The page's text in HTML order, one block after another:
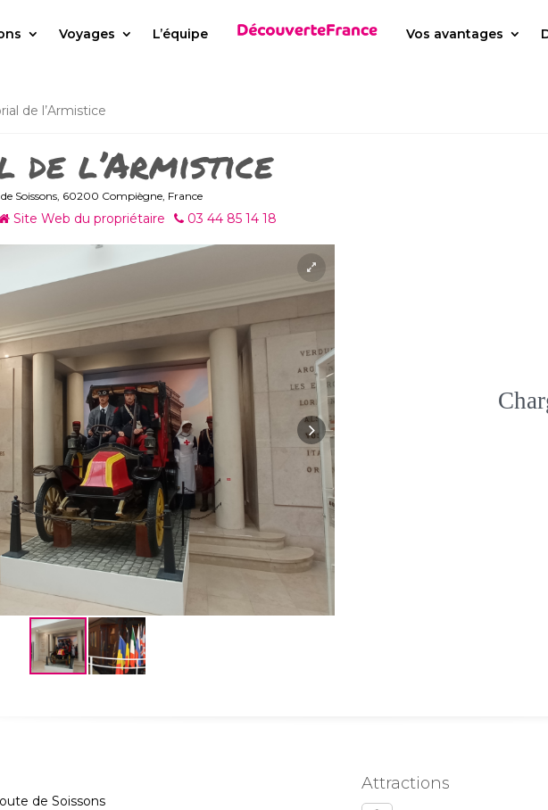
Voyages L’équipe Vos avantages
de l’Armistice
de l’Armistice
Soissons, 60200 Compiègne, France
Site Web du propriétaire 03 44 85 14 18
de Soissons
Attractions